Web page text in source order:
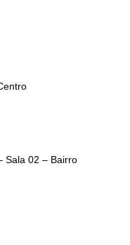
Sala 02 – Bairro